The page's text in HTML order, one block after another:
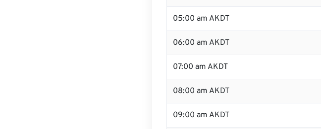
05:00 am AKDT
06:00 am AKDT
07:00 am AKDT
08:00 am AKDT
09:00 am AKDT